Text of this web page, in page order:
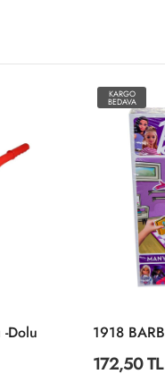
Dolu
KARGO
BEDAVA
172,50 TL